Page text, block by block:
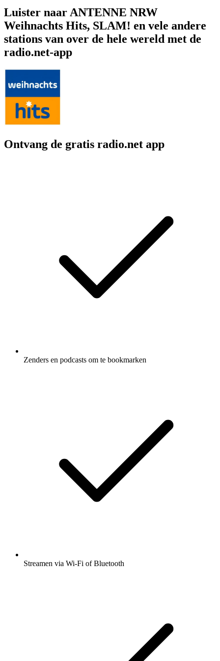
Luister naar ANTENNE NRW
Weihnachts Hits, SLAM! en vele andere
stations van over de hele wereld met de
radio.net-app
Ontvang de gratis radio.net app
Zenders en podcasts om te bookmarken
Streamen via Wi-Fi of Bluetooth